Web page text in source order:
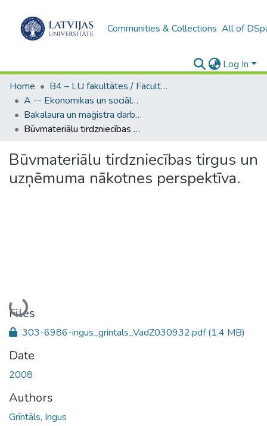
Communities & Collections All of
Log In
Home
B4 – LU fakultātes / Faculties of the UL
A -- Ekonomikas un sociālo zinātņu fakultāte / Faculty of Economics and Social Sciences
Bakalaura un maģistra darbi (ESZF) / Bachelor's and Master's theses
Būvmateriālu tirdzniecības tirgus un uzņēmuma nākotnes perspektīva.
Būvmateriālu tirdzniecības tirgus un
uzņēmuma nākotnes perspektīva.
Loading...
Files
303-6986-ingus_grintals_VadZ030932.pdf(1.4 MB)
Date
2008
Authors
Grīntāls, Ingus